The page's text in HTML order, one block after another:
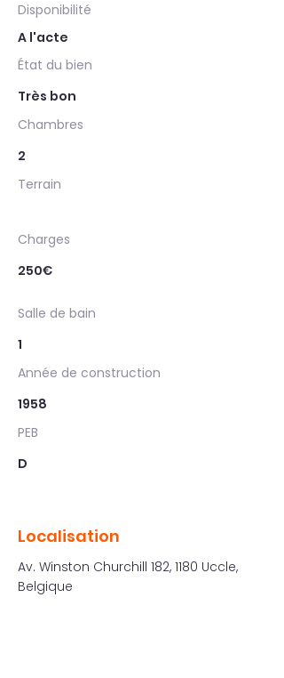
Disponibilité
A l'acte
État du bien
Très bon
Chambres
2
Terrain
Charges
250€
Salle de bain
1
Année de construction
1958
PEB
D
Localisation
Av. Winston Churchill 182, 1180 Uccle,
Belgique